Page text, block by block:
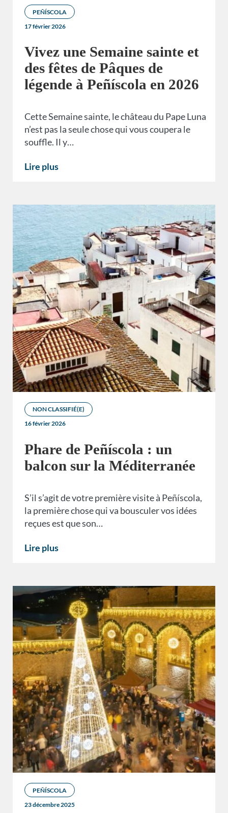
PEÑÍSCOLA
17 février 2026
Vivez une Semaine sainte et
des fêtes de Pâques de
légende à Peñíscola en 2026
Cette Semaine sainte, le château du Pape Luna
n’est pas la seule chose qui vous coupera le
souffle. Il y…
Lire plus
NON CLASSIFIÉ(E)
16 février 2026
Phare de Peñíscola : un
balcon sur la Méditerranée
S’il s’agit de votre première visite à Peñíscola,
la première chose qui va bousculer vos idées
reçues est que son…
Lire plus
PEÑÍSCOLA
23 décembre 2025